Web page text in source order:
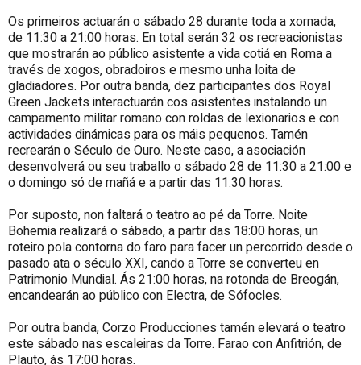
Os primeiros actuarán o sábado 28 durante toda a xornada,
de 11:30 a 21:00 horas. En total serán 32 os recreacionistas
que mostrarán ao público asistente a vida cotiá en Roma a
través de xogos, obradoiros e mesmo unha loita de
gladiadores. Por outra banda, dez participantes dos Royal
Green Jackets interactuarán cos asistentes instalando un
campamento militar romano con roldas de lexionarios e con
actividades dinámicas para os máis pequenos. Tamén
recrearán o Século de Ouro. Neste caso, a asociación
desenvolverá ou seu traballo o sábado 28 de 11:30 a 21:00 e
o domingo só de mañá e a partir das 11:30 horas.
Por suposto, non faltará o teatro ao pé da Torre. Noite
Bohemia realizará o sábado, a partir das 18:00 horas, un
roteiro pola contorna do faro para facer un percorrido desde o
pasado ata o século XXI, cando a Torre se converteu en
Patrimonio Mundial. Ás 21:00 horas, na rotonda de Breogán,
encandearán ao público con Electra, de Sófocles.
Por outra banda, Corzo Producciones tamén elevará o teatro
este sábado nas escaleiras da Torre. Farao con Anfitrión, de
Plauto, ás 17:00 horas.